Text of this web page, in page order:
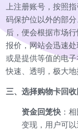
上注册账号，按照
码保护位以外的部
后，便会根据市场
报价，网站会迅速
或是提供等值的电
快速、透明，极大地
三、选择购物卡回
资金回笼快：
变现，用户可